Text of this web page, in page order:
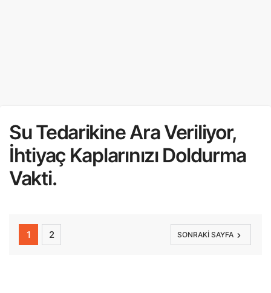
Su Tedarikine Ara Veriliyor,
İhtiyaç Kaplarınızı Doldurma
Vakti.
1 2 SONRAKI SAYFA